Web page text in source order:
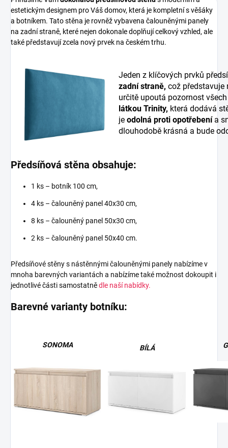
estetickým designem pro Váš domov, která je kompletní s věšáky
a botníkem. Tato stěna je rovněž vybavena čalouněnými panely
na zadní straně, které nejen dokonale doplňují celkový vzhled, ale
také představují zcela nový prvek na českém trhu.
Jeden z klíčových prvků
zadní straně, což
určitě upoutá pozornost
látkou Trinity, která dodává
je odolná proti opotřebenía
dlouhodobě krásná a bude
Předsíňová stěna obsahuje:
1 ks – botník 100 cm,
4 ks – čalouněný panel 40x30 cm,
8 ks – čalouněný panel 50x30 cm,
2 ks – čalouněný panel 50x40 cm.
Předsíňové stěny s nástěnnými čalouněnými panely nabízíme v
mnoha barevných variantách a nabízíme také možnost dokoupit i
jednotlivé části samostatnědle naší nabídky.
Barevné varianty botníku:
SONOMA BÍLÁ